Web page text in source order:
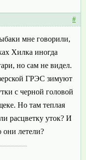
#
мне говорили,
Хилка иногда
но сам не видел.
ГРЭС зимуют
с черной головой
Но там теплая
расцветку уток? И
они летели?